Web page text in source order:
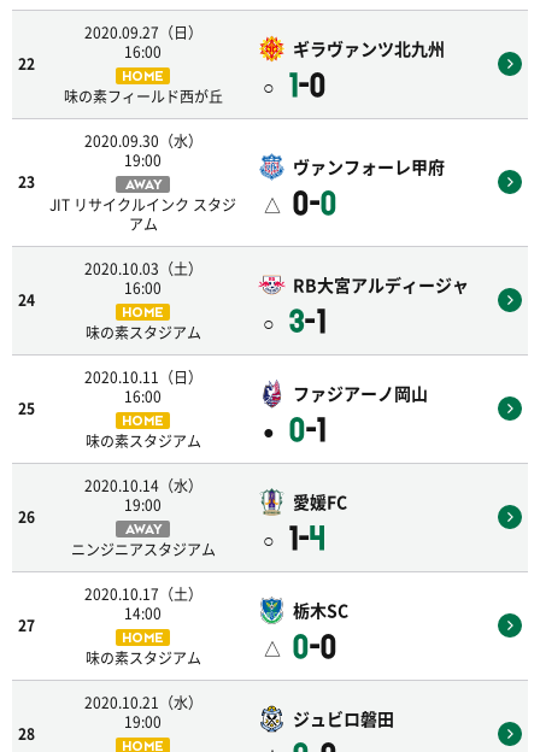
22
2020.09.27（日）
16:00
HOME
味の素フィールド西が丘
ギラヴァンツ北九州
○ 1-0
23
2020.09.30（水）
19:00
AWAY
JIT リサイクルインク スタジ
アム
ヴァンフォーレ甲府
△ 0-0
24
2020.10.03（土）
16:00
HOME
味の素スタジアム
RB大宮アルディージャ
○ 3-1
25
2020.10.11（日）
16:00
HOME
味の素スタジアム
ファジアーノ岡山
● 0-1
26
2020.10.14（水）
19:00
AWAY
ニンジニアスタジアム
愛媛FC
○ 1-4
27
2020.10.17（土）
14:00
HOME
味の素スタジアム
栃木SC
△ 0-0
28
2020.10.21（水）
19:00
HOME
ジュビロ磐田